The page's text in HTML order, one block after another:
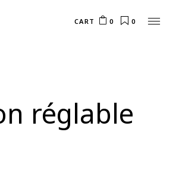
CART 0 0
réglable